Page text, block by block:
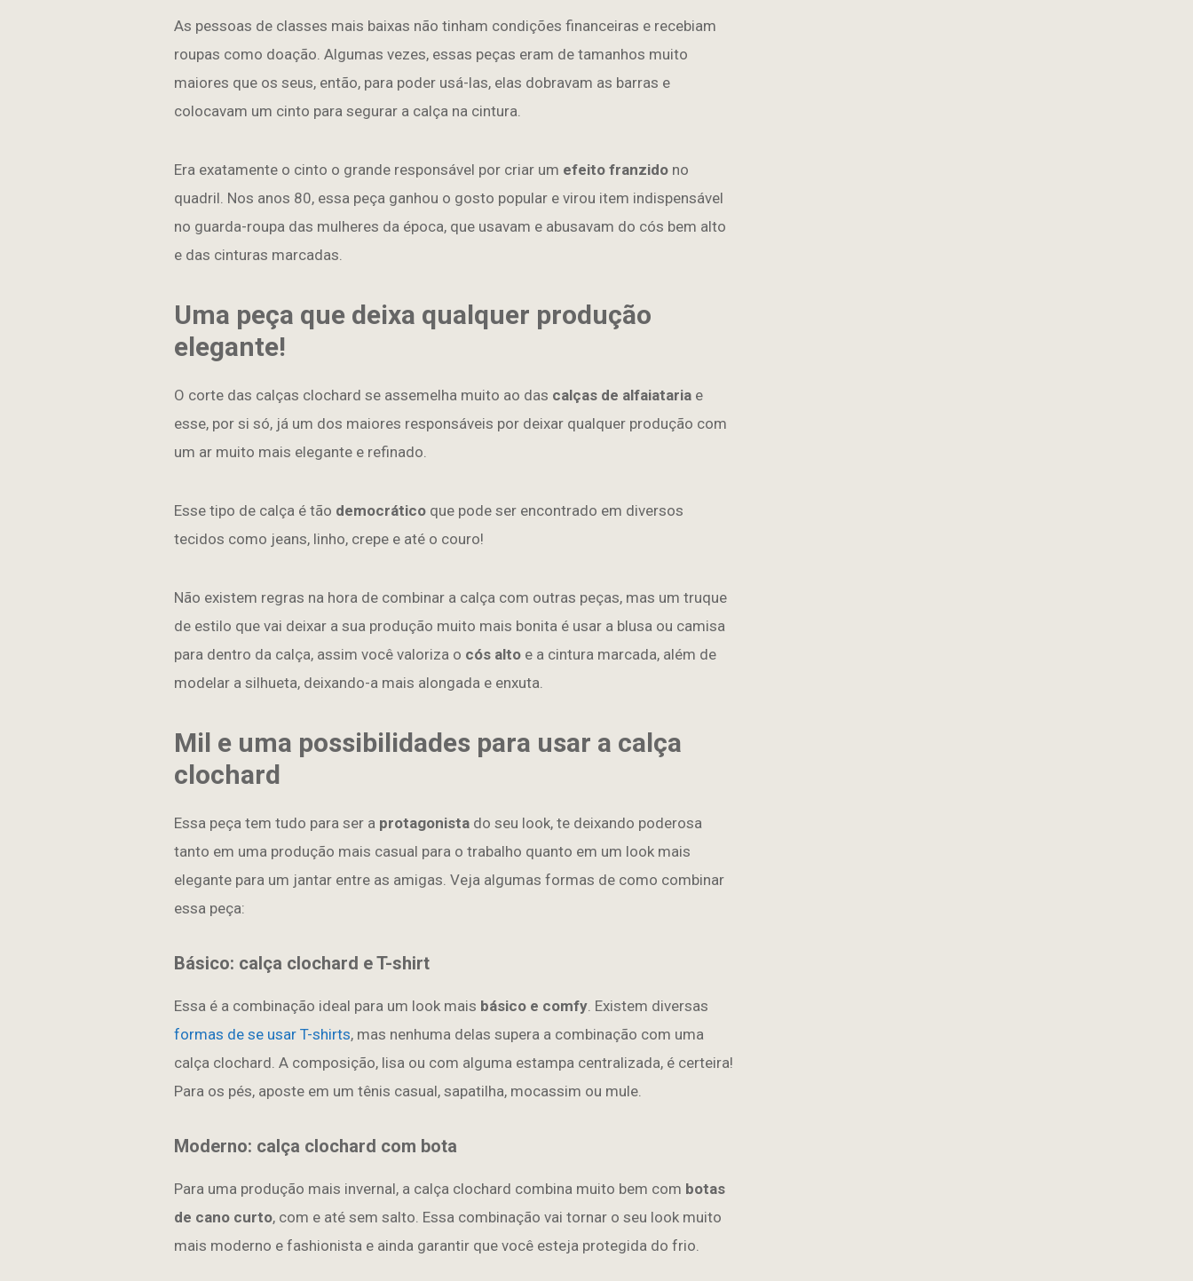
As pessoas de classes mais baixas não tinham condições financeiras e recebiam
roupas como doação. Algumas vezes, essas peças eram de tamanhos muito
maiores que os seus, então, para poder usá-las, elas dobravam as barras e
colocavam um cinto para segurar a calça na cintura.
Era exatamente o cinto o grande responsável por criar um efeito franzido no
quadril. Nos anos 80, essa peça ganhou o gosto popular e virou item indispensável
no guarda-roupa das mulheres da época, que usavam e abusavam do cós bem alto
e das cinturas marcadas.
Uma peça que deixa qualquer produção
elegante!
O corte das calças clochard se assemelha muito ao das calças de alfaiataria e
esse, por si só, já um dos maiores responsáveis por deixar qualquer produção com
um ar muito mais elegante e refinado.
Esse tipo de calça é tão democrático que pode ser encontrado em diversos
tecidos como jeans, linho, crepe e até o couro!
Não existem regras na hora de combinar a calça com outras peças, mas um truque
de estilo que vai deixar a sua produção muito mais bonita é usar a blusa ou camisa
para dentro da calça, assim você valoriza o cós alto e a cintura marcada, além de
modelar a silhueta, deixando-a mais alongada e enxuta.
Mil e uma possibilidades para usar a calça
clochard
Essa peça tem tudo para ser a protagonista do seu look, te deixando poderosa
tanto em uma produção mais casual para o trabalho quanto em um look mais
elegante para um jantar entre as amigas. Veja algumas formas de como combinar
essa peça:
Básico: calça clochard e T-shirt
Essa é a combinação ideal para um look mais básico e comfy. Existem diversas
formas de se usar T-shirts, mas nenhuma delas supera a combinação com uma
calça clochard. A composição, lisa ou com alguma estampa centralizada, é certeira!
Para os pés, aposte em um tênis casual, sapatilha, mocassim ou mule.
Moderno: calça clochard com bota
Para uma produção mais invernal, a calça clochard combina muito bem com botas
de cano curto, com e até sem salto. Essa combinação vai tornar o seu look muito
mais moderno e fashionista e ainda garantir que você esteja protegida do frio.